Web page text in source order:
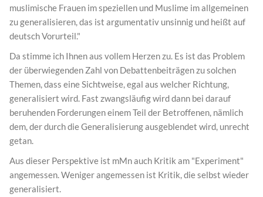
muslimische Frauen im speziellen und Muslime im allgemeinen
zu generalisieren, das ist argumentativ unsinnig und heißt auf
deutsch Vorurteil."
Da stimme ich Ihnen aus vollem Herzen zu. Es ist das Problem
der überwiegenden Zahl von Debattenbeiträgen zu solchen
Themen, dass eine Sichtweise, egal aus welcher Richtung,
generalisiert wird. Fast zwangsläufig wird dann bei darauf
beruhenden Forderungen einem Teil der Betroffenen, nämlich
dem, der durch die Generalisierung ausgeblendet wird, unrecht
getan.
Aus dieser Perspektive ist mMn auch Kritik am "Experiment"
angemessen. Weniger angemessen ist Kritik, die selbst wieder
generalisiert.